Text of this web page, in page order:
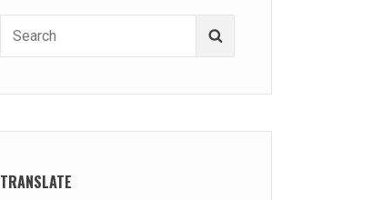
TRANSLATE